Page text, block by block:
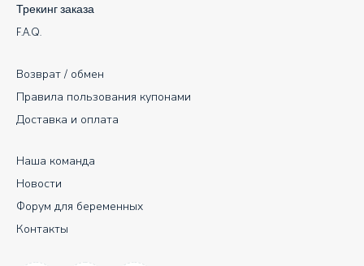
Наша команда
Новости
Форум для беременных
Контакты
Возврат / обмен
Правила пользования купонами
Доставка и оплата
Трекинг заказа
F.A.Q.